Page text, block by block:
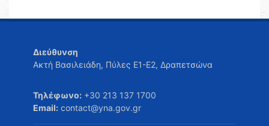
Διεύθυνση
Ακτή Βασιλειάδη, Πύλες Ε1-Ε2, Δραπετσώνα
Τηλέφωνο: +30 213 137 1700
Email: contact@yna.gov.gr